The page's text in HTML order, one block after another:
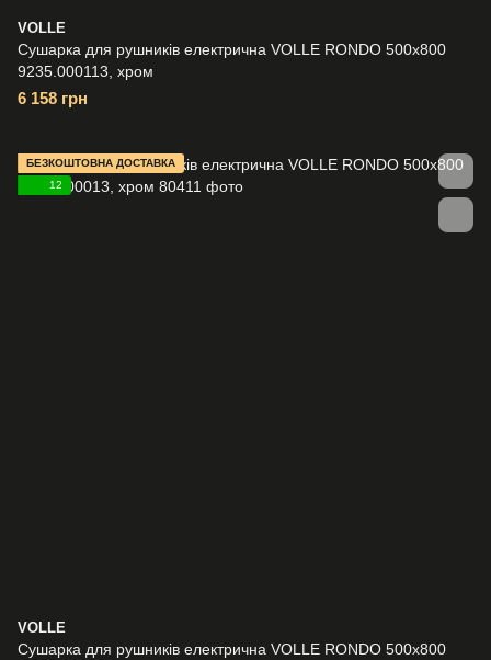
VOLLE
Сушарка для рушників електрична VOLLE RONDO 500x800
9235.000113, хром
6 158 грн
БЕЗКОШТОВНА ДОСТАВКА
12
VOLLE
Сушарка для рушників електрична VOLLE RONDO 500x800